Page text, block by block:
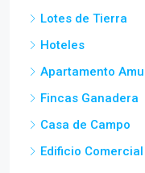
Lotes de Tierra
Hoteles
Apartamento
Fincas Ganadera
Casa de Campo
Edificio